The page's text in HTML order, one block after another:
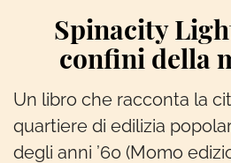
Spinacity
confini della
Un libro che racconta la
quartiere di edilizia
degli anni ’60 (Momo